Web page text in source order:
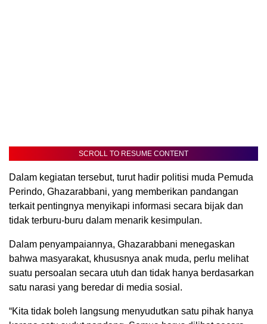
SCROLL TO RESUME CONTENT
Dalam kegiatan tersebut, turut hadir politisi muda Pemuda
Perindo, Ghazarabbani, yang memberikan pandangan
terkait pentingnya menyikapi informasi secara bijak dan
tidak terburu-buru dalam menarik kesimpulan.
Dalam penyampaiannya, Ghazarabbani menegaskan
bahwa masyarakat, khususnya anak muda, perlu melihat
suatu persoalan secara utuh dan tidak hanya berdasarkan
satu narasi yang beredar di media sosial.
“Kita tidak boleh langsung menyudutkan satu pihak hanya